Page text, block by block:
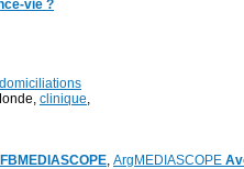
vie ?
domiciliations
clinique,
FBMEDIASCOPE, ArgMEDIASCOPE